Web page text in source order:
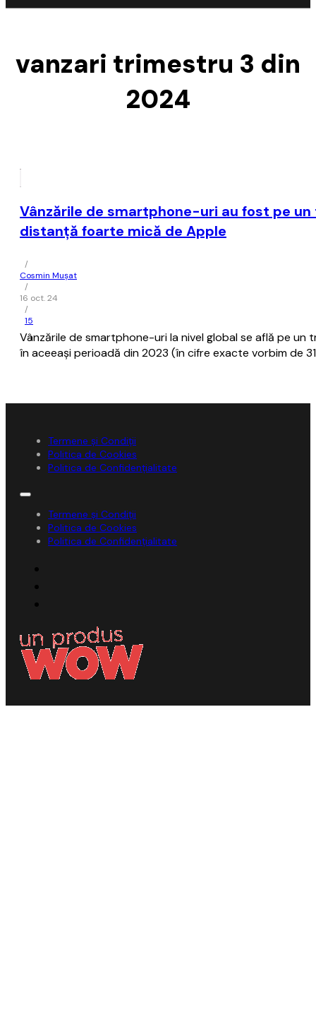
vanzari trimestru 3 din
2024
Vânzările de smartphone-uri au fost pe
distanţă foarte mică de Apple
/
Cosmin Mușat
/
16 oct. 24
/
15
Vânzările de smartphone-uri la nivel global se află pe
în aceeaşi perioadă din 2023 (în cifre exacte vorbim de
Termene și Condiții
Politica de Cookies
Politica de Confidențialitate
Termene și Condiții
Politica de Cookies
Politica de Confidențialitate